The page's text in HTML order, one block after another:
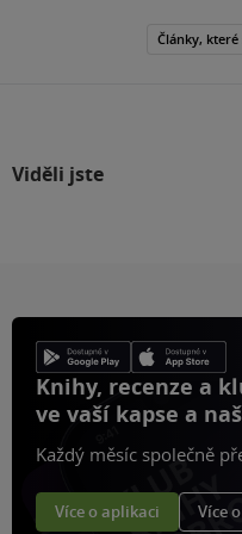
Články,
Viděli jste
Knihy, recenze a
ve vaší kapse a
Každý měsíc společně
Více o aplikaci Více